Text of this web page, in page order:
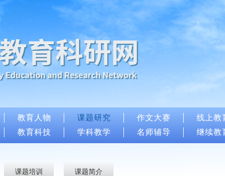
教育人物 课题研究 作文大赛 线上教
教育科技 学科教学 名师辅导 继续教
课题培训 课题简介